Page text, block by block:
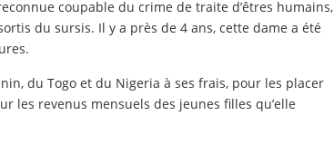
coupable du crime de traite d’êtres humains,
du sursis. Il y a près de 4 ans, cette dame a été
du Togo et du Nigeria à ses frais, pour les placer
les revenus mensuels des jeunes filles qu’elle